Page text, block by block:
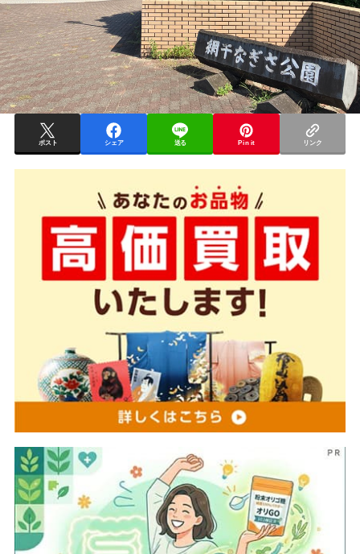
ポスト シェア 送る Pin it リンク